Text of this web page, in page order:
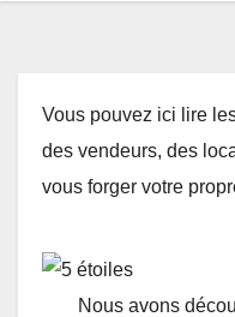
Vous pouvez ici lire
des vendeurs, des
vous forger votre
Nous avons